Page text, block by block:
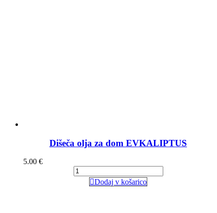
Dišeča olja za dom EVKALIPTUS
5.00 €
Dodaj v košarico